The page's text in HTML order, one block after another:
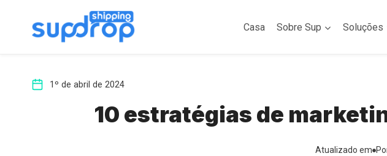
Casa Sobre Sup Soluções
1º de abril de 2024
10 estratégias de
Atualizado em